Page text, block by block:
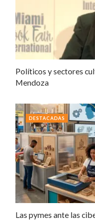
Políticos y sectores
Mendoza
Las pymes ante las
DESTACADAS